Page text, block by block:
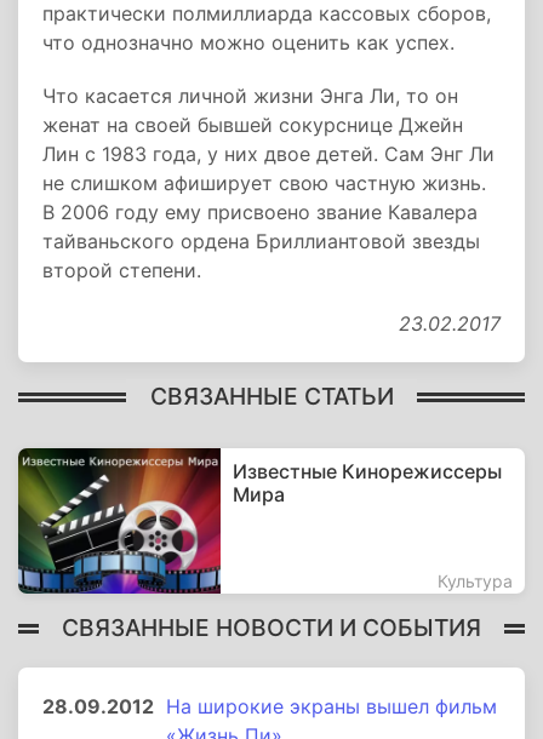
практически полмиллиарда кассовых сборов,
что однозначно можно оценить как успех.
Что касается личной жизни Энга Ли, то он
женат на своей бывшей сокурснице Джейн
Лин с 1983 года, у них двое детей. Сам Энг Ли
не слишком афиширует свою частную жизнь.
В 2006 году ему присвоено звание Кавалера
тайваньского ордена Бриллиантовой звезды
второй степени.
23.02.2017
СВЯЗАННЫЕ СТАТЬИ
Известные Кинорежиссеры
Мира
Культура
СВЯЗАННЫЕ НОВОСТИ И СОБЫТИЯ
28.09.2012 На широкие экраны вышел фильм